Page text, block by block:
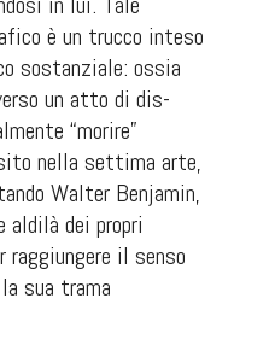
è un trucco inteso
sostanziale: ossia
un atto di dis-
“morire”
nella settima arte,
Walter Benjamin,
aldilà dei propri
il senso
sua trama